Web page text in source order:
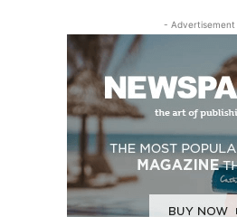
- Advertisement